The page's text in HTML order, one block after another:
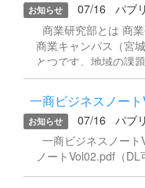
て地域とつながる」
ください。 その他、商業教育についての内容は下記バナー
より！ 学校設定科目
ても授業公開中！
お知らせ 07/16 パブ
商業研究部とは 商
商業キャンパス（宮
とつです。地域の課
企画・広報の視点か
ら課題解決に取り組
業研究発表大会」と
が、日頃の学びを活
る大会です。生徒自
しながら仮説の検証
お知らせ 07/16 パブ
ノートVol02.pdf（DL